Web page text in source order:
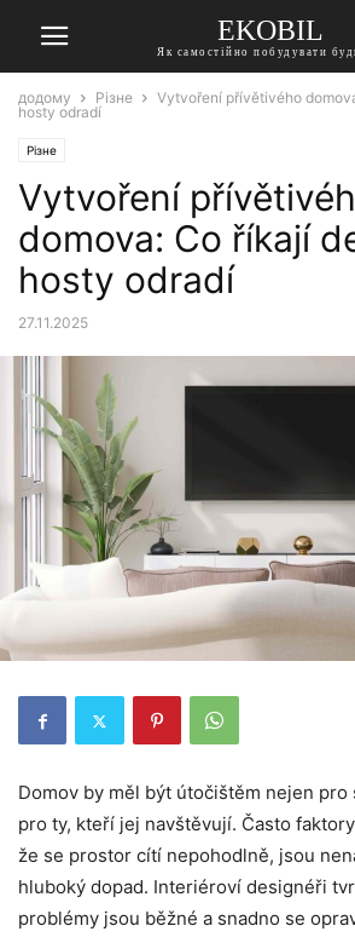
EKOBIL
Як самостійно побудувати
додому Різне
Vytvoření přívětivého
hosty odradí
Різне
Vytvoření
domova: Co říkají
hosty odradí
27.11.2025
Domov by měl být útočištěm nejen pro
pro ty, kteří jej navštěvují. Často
že se prostor cítí nepohodlně, jsou
hluboký dopad. Interiéroví designéři
problémy jsou běžné a snadno se